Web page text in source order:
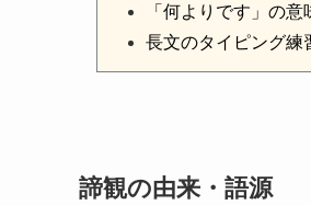
「何よりです」の意
長文のタイピング練
諦観の由来・語源